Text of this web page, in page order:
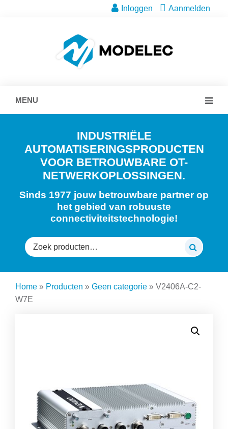
Inloggen Aanmelden
MENU
INDUSTRIËLE
AUTOMATISERINGSPRODUCTEN
VOOR BETROUWBARE OT-
NETWERKOPLOSSINGEN.
Sinds 1977 jouw betrouwbare partner op
het gebied van robuuste
connectiviteitstechnologie!
Zoeken
naar:
Home » Producten » Geen categorie » V2406A-C2-
W7E